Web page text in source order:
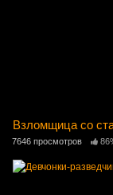
Взломщица со
7646 просмотров